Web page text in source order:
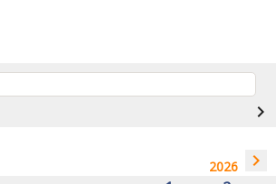
navigate_next
2026 navigate_next